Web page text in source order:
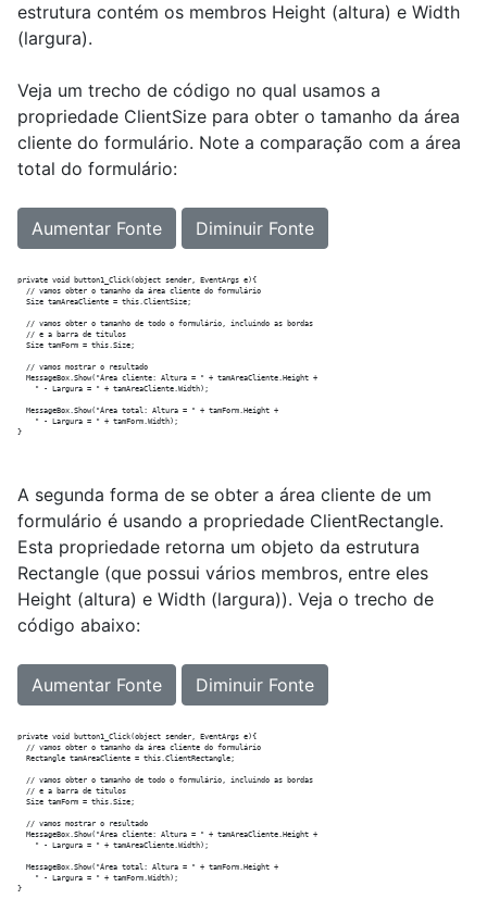
estrutura contém os membros Height (altura) e Width
(largura).
Veja um trecho de código no qual usamos a
propriedade ClientSize para obter o tamanho da área
cliente do formulário. Note a comparação com a área
total do formulário:
Aumentar Fonte Diminuir Fonte
private void button1_Click(object sender, EventArgs e){
  // vamos obter o tamanho da área cliente do formulário
  Size tamAreaCliente = this.ClientSize;
  // vamos obter o tamanho de todo o formulário, incluindo as bordas
  // e a barra de títulos
  Size tamForm = this.Size;
  // vamos mostrar o resultado
  MessageBox.Show("Área cliente: Altura = " + tamAreaCliente.Height +
    " - Largura = " + tamAreaCliente.Width);
  MessageBox.Show("Área total: Altura = " + tamForm.Height +
    " - Largura = " + tamForm.Width);
A segunda forma de se obter a área cliente de um
formulário é usando a propriedade ClientRectangle.
Esta propriedade retorna um objeto da estrutura
Rectangle (que possui vários membros, entre eles
Height (altura) e Width (largura)). Veja o trecho de
código abaixo:
Aumentar Fonte Diminuir Fonte
private void button1_Click(object sender, EventArgs e){
  // vamos obter o tamanho da área cliente do formulário
  Rectangle tamAreaCliente = this.ClientRectangle;
  // vamos obter o tamanho de todo o formulário, incluindo as bordas
  // e a barra de títulos
  Size tamForm = this.Size;
  // vamos mostrar o resultado
  MessageBox.Show("Área cliente: Altura = " + tamAreaCliente.Height +
    " - Largura = " + tamAreaCliente.Width);
  MessageBox.Show("Área total: Altura = " + tamForm.Height +
    " - Largura = " + tamForm.Width);